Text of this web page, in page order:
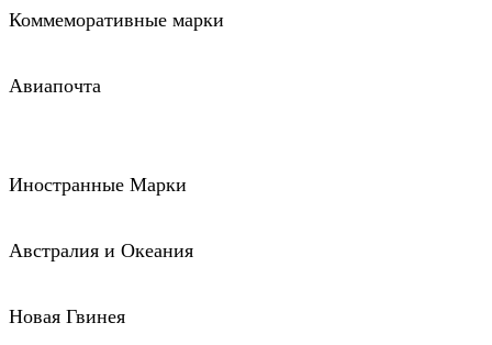
Коммеморативные марки
Авиапочта
Иностранные Марки
Австралия и Океания
Новая Гвинея